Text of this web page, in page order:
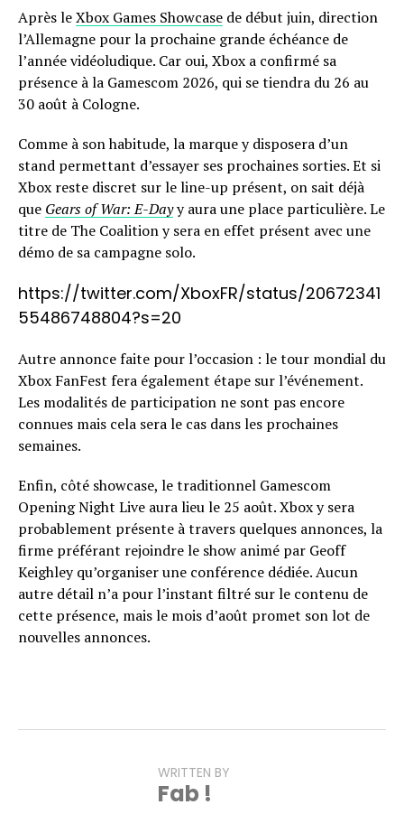
Après leXbox Games Showcase de début juin, direction
l’Allemagne pour la prochaine grande échéance de
l’année vidéoludique. Car oui, Xbox a confirmé sa
présence à la Gamescom 2026, qui se tiendra du 26 au
30 août à Cologne.
Comme à son habitude, la marque y disposera d’un
stand permettant d’essayer ses prochaines sorties. Et si
Xbox reste discret sur le line-up présent, on sait déjà
que Gears of War: E-Dayy aura une place particulière. Le
titre de The Coalition y sera en effet présent avec une
démo de sa campagne solo.
https://twitter.com/XboxFR/status/20672341
55486748804?s=20
Autre annonce faite pour l’occasion : le tour mondial du
Xbox FanFest fera également étape sur l’événement.
Les modalités de participation ne sont pas encore
connues mais cela sera le cas dans les prochaines
semaines.
Enfin, côté showcase, le traditionnel Gamescom
Opening Night Live aura lieu le 25 août. Xbox y sera
probablement présente à travers quelques annonces, la
firme préférant rejoindre le show animé par Geoff
Keighley qu’organiser une conférence dédiée. Aucun
autre détail n’a pour l’instant filtré sur le contenu de
cette présence, mais le mois d’août promet son lot de
nouvelles annonces.
WRITTEN BY
Fab !